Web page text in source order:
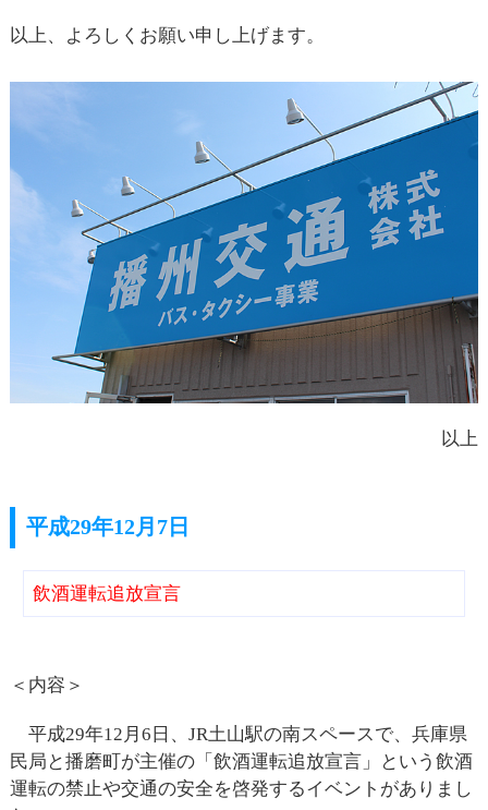
以上、よろしくお願い申し上げます。
以上
平成29年12月7日
飲酒運転追放宣言
＜内容＞
平成29年12月6日、JR土山駅の南スペースで、兵庫県
民局と播磨町が主催の「飲酒運転追放宣言」という飲酒
運転の禁止や交通の安全を啓発するイベントがありまし